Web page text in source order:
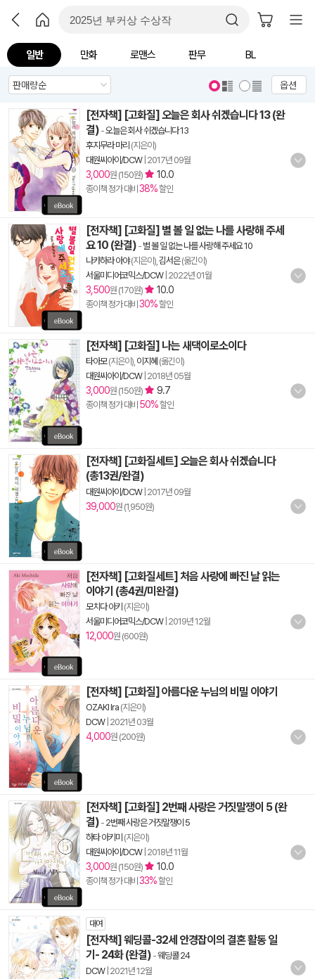
일반 만화 로맨스 판무 BL
옵션
[전자책] [고화질] 오늘은 회사 쉬겠습니다 13 (완
결) -오늘은 회사 쉬겠습니다 13
후지무라 마리 (지은이)
대원씨아이/DCW| 2017년 09월
3,000원 (150원) 10.0
종이책 정가 대비 38%할인
[전자책] [고화질] 별 볼 일 없는 나를 사랑해 주세
요 10 (완결) - 별 볼 일 없는 나를 사랑해 주세요 10
나카하라 아야(지은이), 김서은(옮긴이)
서울미디어코믹스/DCW| 2022년 01월
3,500원 (170원) 10.0
종이책 정가 대비 30%할인
[전자책] [고화질] 나는 새댁이로소이다
타아모(지은이), 이지혜 (옮긴이)
대원씨아이/DCW| 2018년 05월
3,000원 (150원) 9.7
종이책 정가 대비 50%할인
[전자책] [고화질세트] 오늘은 회사 쉬겠습니다
(총13권/완결)
대원씨아이/DCW| 2017년 09월
39,000원 (1,950원)
[전자책] [고화질세트] 처음 사랑에 빠진 날 읽는
이야기 (총4권/미완결)
모치다 아키 (지은이)
서울미디어코믹스/DCW| 2019년 12월
12,000원 (600원)
[전자책] [고화질] 아름다운 누님의 비밀 이야기
OZAKI Ira (지은이)
DCW| 2021년 03월
4,000원 (200원)
[전자책] [고화질] 2번째 사랑은 거짓말쟁이 5 (완
결) - 2번째 사랑은 거짓말쟁이 5
하타 아키미 (지은이)
대원씨아이/DCW| 2018년 11월
3,000원 (150원) 10.0
종이책 정가 대비 33%할인
대여
[전자책] 웨딩콜-32세 안경잡이의 결혼 활동 일
기- 24화 (완결) -웨딩콜 24
DCW| 2021년 12월